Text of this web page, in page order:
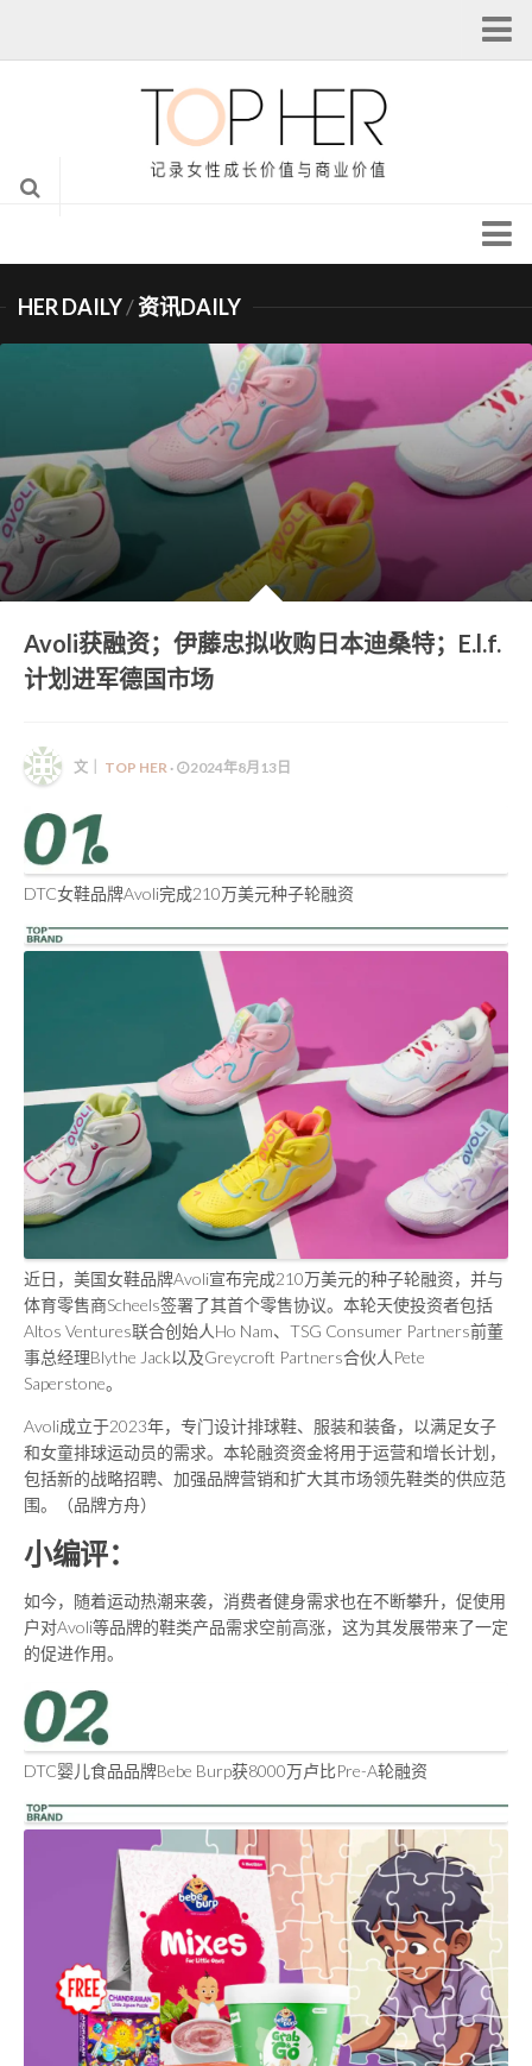
全球女性创新峰会
她专栏 | HER COLUMN
她资本 | FUND HER
她视觉 | HER LENS
她语录 | HER WORDS
HER DAILY/资讯DAILY
Avoli获融资；伊藤忠拟收购日本迪桑特；E.l.f.
计划进军德国市场
文｜ TOP HER · 2024年8月13日
DTC女鞋品牌Avoli完成210万美元种子轮融资
近日，美国女鞋品牌Avoli宣布完成210万美元的种子轮融资，并与
体育零售商Scheels签署了其首个零售协议。本轮天使投资者包括
Altos Ventures联合创始人Ho Nam、TSG Consumer Partners前董
事总经理Blythe Jack以及Greycroft Partners合伙人Pete
Saperstone。
Avoli成立于2023年，专门设计排球鞋、服装和装备，以满足女子
和女童排球运动员的需求。本轮融资资金将用于运营和增长计划，
包括新的战略招聘、加强品牌营销和扩大其市场领先鞋类的供应范
围。（品牌方舟）
小编评：
如今，随着运动热潮来袭，消费者健身需求也在不断攀升，促使用
户对Avoli等品牌的鞋类产品需求空前高涨，这为其发展带来了一定
的促进作用。
DTC婴儿食品品牌Bebe Burp获8000万卢比Pre-A轮融资